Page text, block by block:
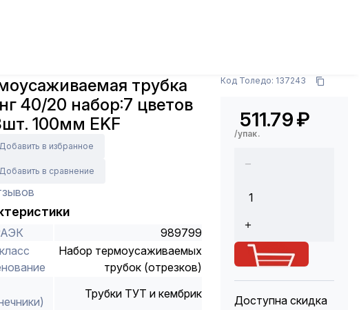
и материалы
цветов по 3шт. 100мм EKF
трубка
40/20 набор:7 цветов
100мм EKF
Добавить в избранное
Добавить в сравнение
989799
Набор термоусаживаемых
трубок (отрезков)
Трубки ТУТ и кембрик
Код Толедо: 137243
511.79₽
/упак.
Доступна скидка